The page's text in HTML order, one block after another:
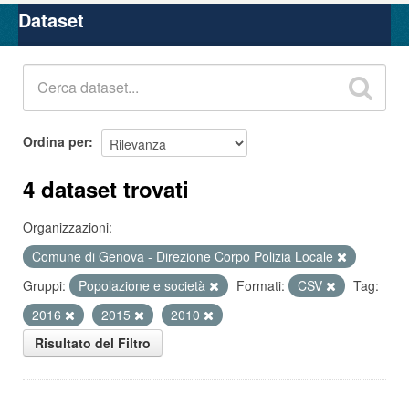
Organizzazioni
Gruppi
Dataset
Ordina per
4 dataset trovati
Organizzazioni:
Comune di Genova - Direzione Corpo Polizia Locale
Gruppi:
Popolazione e società Formati: CSV
Tag:
2016
2015
2010
Risultato del Filtro